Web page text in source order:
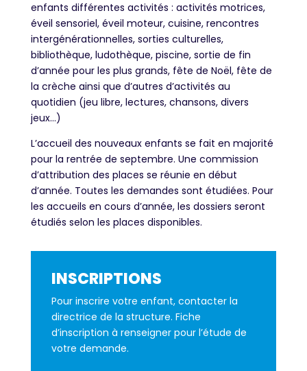
enfants différentes activités : activités motrices,
éveil sensoriel, éveil moteur, cuisine, rencontres
intergénérationnelles, sorties culturelles,
bibliothèque, ludothèque, piscine, sortie de fin
d’année pour les plus grands, fête de Noël, fête de
la crèche ainsi que d’autres d’activités au
quotidien (jeu libre, lectures, chansons, divers
jeux…)
L’accueil des nouveaux enfants se fait en majorité
pour la rentrée de septembre. Une commission
d’attribution des places se réunie en début
d’année. Toutes les demandes sont étudiées. Pour
les accueils en cours d’année, les dossiers seront
étudiés selon les places disponibles.
INSCRIPTIONS
Pour inscrire votre enfant, contacter la
directrice de la structure. Fiche
d’inscription à renseigner pour l’étude de
votre demande.